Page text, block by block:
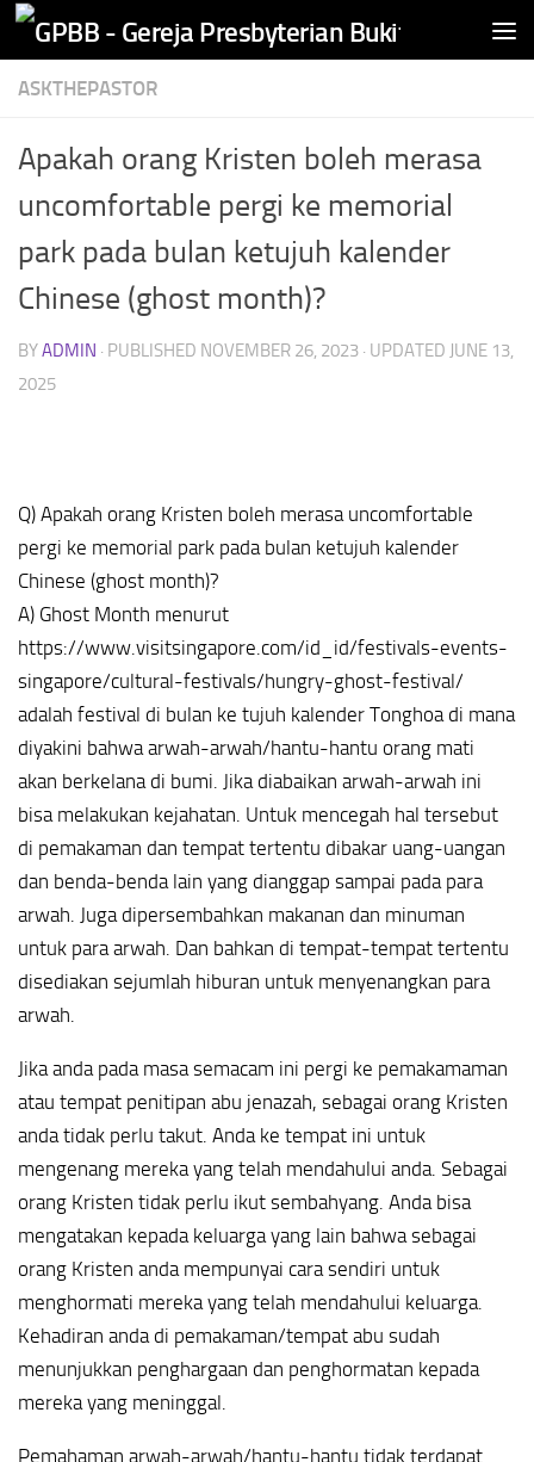
Skip to content
ASKTHEPASTOR
Apakah orang Kristen boleh merasa
uncomfortable pergi ke memorial
park pada bulan ketujuh kalender
Chinese (ghost month)?
BYADMIN · PUBLISHED NOVEMBER 26, 2023 · UPDATED JUNE 13,
2025
Q) Apakah orang Kristen boleh merasa uncomfortable
pergi ke memorial park pada bulan ketujuh kalender
Chinese (ghost month)?
A) Ghost Month menurut
https://www.visitsingapore.com/id_id/festivals-events-
singapore/cultural-festivals/hungry-ghost-festival/
adalah festival di bulan ke tujuh kalender Tonghoa di mana
diyakini bahwa arwah-arwah/hantu-hantu orang mati
akan berkelana di bumi. Jika diabaikan arwah-arwah ini
bisa melakukan kejahatan. Untuk mencegah hal tersebut
di pemakaman dan tempat tertentu dibakar uang-uangan
dan benda-benda lain yang dianggap sampai pada para
arwah. Juga dipersembahkan makanan dan minuman
untuk para arwah. Dan bahkan di tempat-tempat tertentu
disediakan sejumlah hiburan untuk menyenangkan para
arwah.
Jika anda pada masa semacam ini pergi ke pemakamaman
atau tempat penitipan abu jenazah, sebagai orang Kristen
anda tidak perlu takut. Anda ke tempat ini untuk
mengenang mereka yang telah mendahului anda. Sebagai
orang Kristen tidak perlu ikut sembahyang. Anda bisa
mengatakan kepada keluarga yang lain bahwa sebagai
orang Kristen anda mempunyai cara sendiri untuk
menghormati mereka yang telah mendahului keluarga.
Kehadiran anda di pemakaman/tempat abu sudah
menunjukkan penghargaan dan penghormatan kepada
mereka yang meninggal.
Pemahaman arwah-arwah/hantu-hantu tidak terdapat